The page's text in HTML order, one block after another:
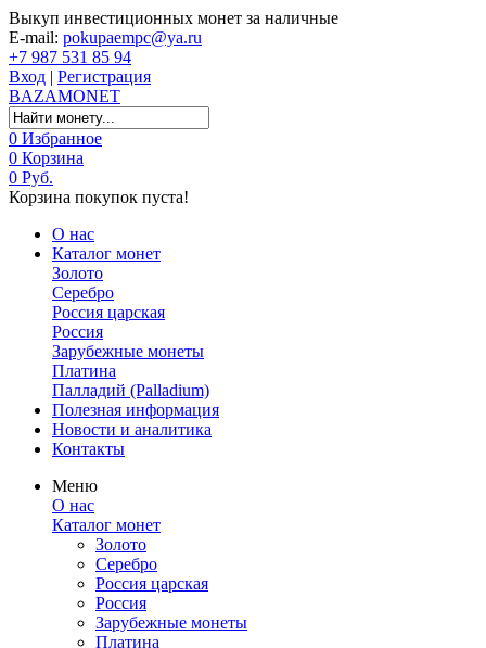
Выкуп инвестиционных монет за наличные
E-mail: pokupaempc@ya.ru
+7 987 531 85 94
Вход | Регистрация
BAZAMONET
0 Избранное
0 Корзина
0 Руб.
Корзина покупок пуста!
О нас
Каталог монет
Золото
Серебро
Россия царская
Россия
Зарубежные монеты
Платина
Палладий (Palladium)
Полезная информация
Новости и аналитика
Контакты
Меню
О нас
Каталог монет
Золото
Серебро
Россия царская
Россия
Зарубежные монеты
Платина